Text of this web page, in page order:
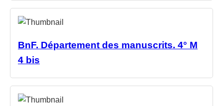
BnF. Département des manuscrits. 4° M
4 bis